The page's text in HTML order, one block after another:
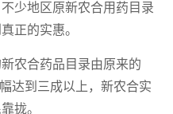
少地区原新农合用药目录
正的实惠。
农合药品目录由原来的
达到三成以上，新农合实
拢。